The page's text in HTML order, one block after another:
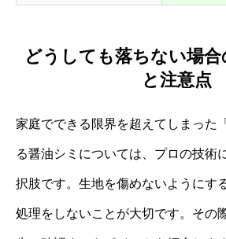
どうしても落ちない場
と注意点
家庭でできる限界を超えてしまった
る醤油シミについては、プロの技術
択肢です。生地を傷めないようにす
処理をしないことが大切です。その